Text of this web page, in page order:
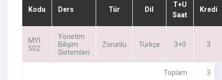
Kodu Ders Tür Dil
T+U
Saat
Kredi
MYİ
502
Yönetim
Bilişim
Sistemleri
Zorunlu Türkçe 3+0 3
Toplam 3